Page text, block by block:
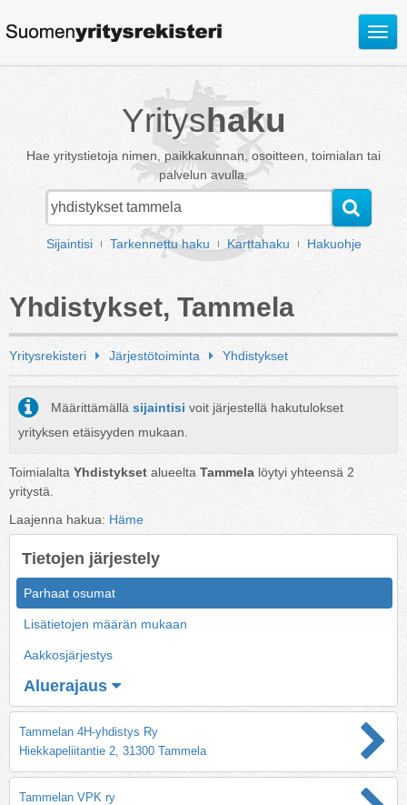
Avaa
Yrityshaku
Hae yritystietoja nimen, paikkakunnan, osoitteen, toimialan tai
palvelun avulla.
Sijaintisi Tarkennettu haku Karttahaku Hakuohje
Yhdistykset, Tammela
Yritysrekisteri Järjestötoiminta Yhdistykset
Määrittämällä sijaintisi voit järjestellä hakutulokset
yrityksen etäisyyden mukaan.
Toimialalta Yhdistykset alueelta Tammela löytyi yhteensä 2
yritystä.
Laajenna hakua: Häme
Tietojen järjestely
Parhaat osumat
Lisätietojen määrän mukaan
Aakkosjärjestys
Aluerajaus
Tammelan 4H-yhdistys Ry
Hiekkapeliitantie 2, 31300 Tammela
Tammelan VPK ry